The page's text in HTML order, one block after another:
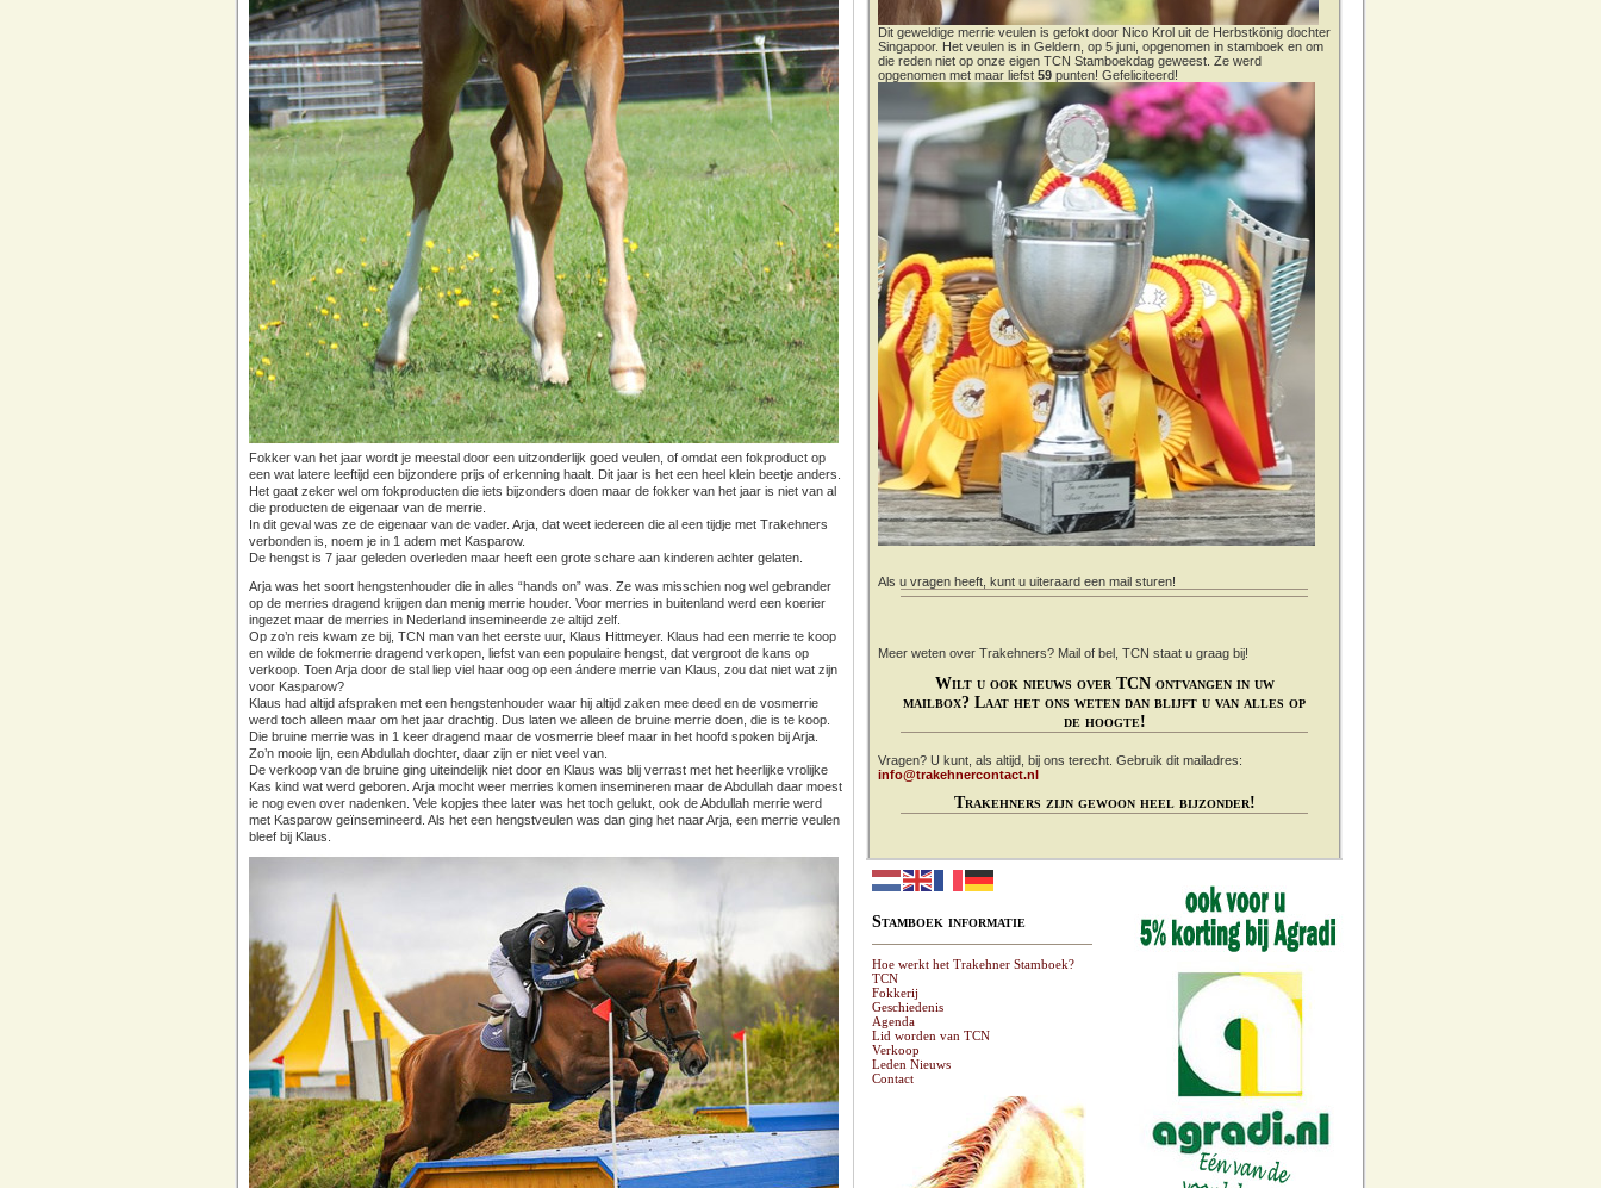
Fokker van het jaar wordt je meestal door een uitzonderlijk goed veulen, of omdat een fokproduct op
een wat latere leeftijd een bijzondere prijs of erkenning haalt. Dit jaar is het een heel klein beetje anders.
Het gaat zeker wel om fokproducten die iets bijzonders doen maar de fokker van het jaar is niet van al
die producten de eigenaar van de merrie.
In dit geval was ze de eigenaar van de vader. Arja, dat weet iedereen die al een tijdje met Trakehners
verbonden is, noem je in 1 adem met Kasparow.
De hengst is 7 jaar geleden overleden maar heeft een grote schare aan kinderen achter gelaten.
Arja was het soort hengstenhouder die in alles “hands on” was. Ze was misschien nog wel gebrander
op de merries dragend krijgen dan menig merrie houder. Voor merries in buitenland werd een koerier
ingezet maar de merries in Nederland insemineerde ze altijd zelf.
Op zo’n reis kwam ze bij, TCN man van het eerste uur, Klaus Hittmeyer. Klaus had een merrie te koop
en wilde de fokmerrie dragend verkopen, liefst van een populaire hengst, dat vergroot de kans op
verkoop. Toen Arja door de stal liep viel haar oog op een ándere merrie van Klaus, zou dat niet wat zijn
voor Kasparow?
Klaus had altijd afspraken met een hengstenhouder waar hij altijd zaken mee deed en de vosmerrie
werd toch alleen maar om het jaar drachtig. Dus laten we alleen de bruine merrie doen, die is te koop.
Die bruine merrie was in 1 keer dragend maar de vosmerrie bleef maar in het hoofd spoken bij Arja.
Zo’n mooie lijn, een Abdullah dochter, daar zijn er niet veel van.
De verkoop van de bruine ging uiteindelijk niet door en Klaus was blij verrast met het heerlijke vrolijke
Kas kind wat werd geboren. Arja mocht weer merries komen insemineren maar de Abdullah daar moest
ie nog even over nadenken. Vele kopjes thee later was het toch gelukt, ook de Abdullah merrie werd
met Kasparow geïnsemineerd. Als het een hengstveulen was dan ging het naar Arja, een merrie veulen
bleef bij Klaus.
Dit geweldige merrie veulen is gefokt door Nico Krol uit de Herbstkönig dochter
Singapoor. Het veulen is in Geldern, op 5 juni, opgenomen in stamboek en om
die reden niet op onze eigen TCN Stamboekdag geweest. Ze werd
opgenomen met maar liefst 59 punten! Gefeliciteerd!
Als u vragen heeft, kunt u uiteraard een mail sturen!
Meer weten over Trakehners? Mail of bel, TCN staat u graag bij!
Wilt u ook nieuws over TCN ontvangen in uw
mailbox? Laat het ons weten dan blijft u van alles op
de hoogte!
Vragen? U kunt, als altijd, bij ons terecht. Gebruik dit mailadres:
info@trakehnercontact.nl
Trakehners zijn gewoon heel bijzonder!
Stamboek informatie
Hoe werkt het Trakehner Stamboek?
TCN
Fokkerij
Geschiedenis
Agenda
Lid worden van TCN
Verkoop
Leden Nieuws
Contact